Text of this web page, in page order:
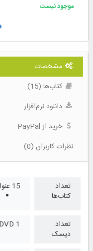
موجود نیست
مشخصات
کتاب‌ها (15)
دانلود نرم‌افزار
خرید از PayPal
نظرات کاربران (0)
تعداد
کتاب‌ها
15 عنوان کتاب
تعداد
دیسک
1 DVD